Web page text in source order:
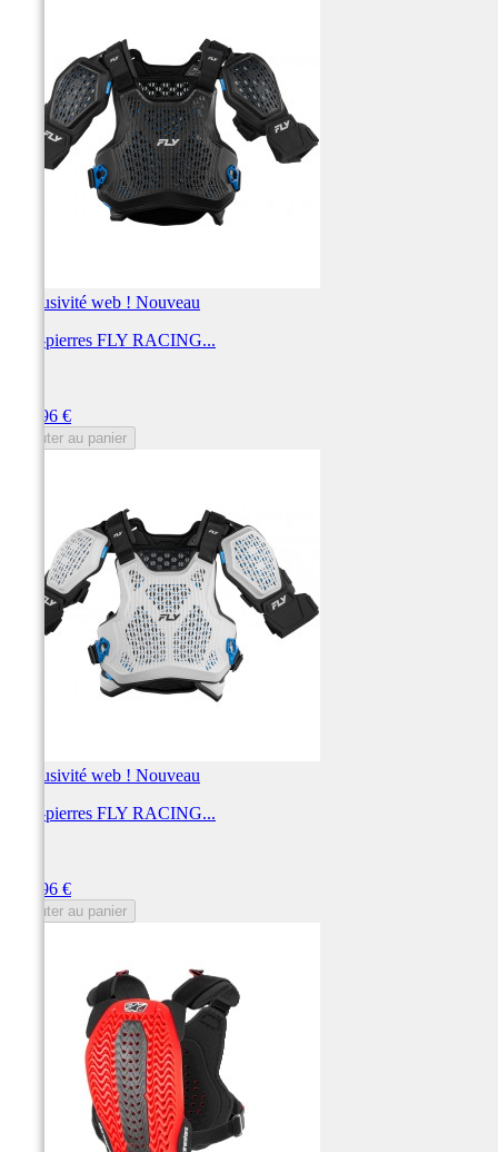
Exclusivité web ! Nouveau
Pare-pierres FLY RACING...
229,96 €
Ajouter au panier
Exclusivité web ! Nouveau
Pare-pierres FLY RACING...
229,96 €
Ajouter au panier